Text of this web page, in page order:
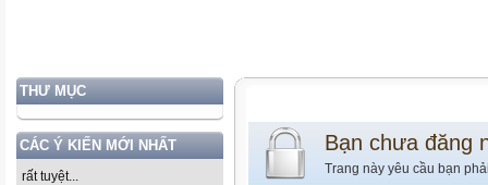
THƯ MỤC
CÁC Ý KIẾN MỚI NHẤT
rất tuyệt...
Bạn chưa đăng
Trang này yêu cầu bạn